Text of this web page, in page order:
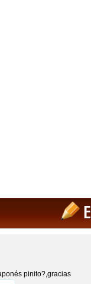
pinito?,gracias